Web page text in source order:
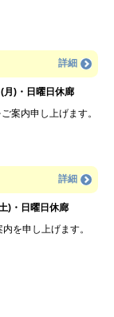
詳細
)・日曜日休廊
案内申し上げます。
詳細
)・日曜日休廊
を申し上げます。